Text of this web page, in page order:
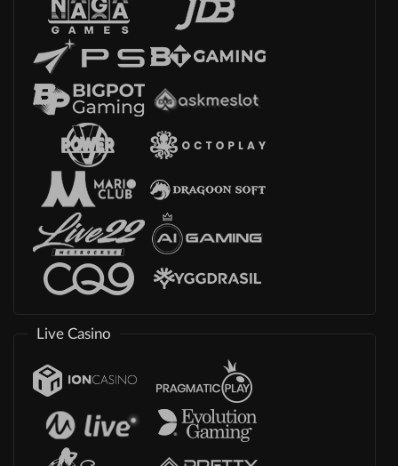
Live Casino